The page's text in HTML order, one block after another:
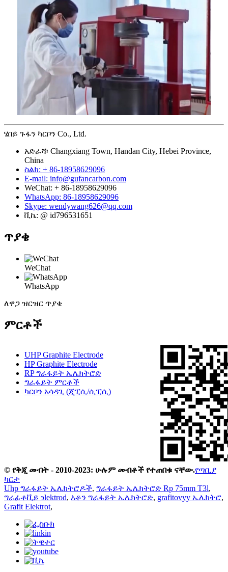
ሄበይ ጉፋን ካርቦን Co., Ltd.
አድራሻ፡ Changxiang Town, Handan City, Hebei Province,
China
ስልክ: + 86-18958629096
E-mail: info@gufancarbon.com
WeChat: + 86-18958629096
WhatsApp: 86-18958629096
Skype: wendywang626@qq.com
ቪኬ: @ id796531651
ጥያቄ
WeChat
WhatsApp
ለዋጋ ዝርዝር ጥያቄ
ምርቶች
UHP Graphite Electrode
HP Graphite Electrode
RP ግራፋይት ኤሌክትሮድ
ግራፋይት ምርቶች
ካርቦን አሳዳጊ (ጂፒሲ/ሲፒሲ)
© የቅጂ መብት - 2010-2023: ሁሉም መብቶች የተጠበቁ ናቸው.የጣቢያ
ካርታ
Uhp ግራፋይት ኤሌክትሮዶች, ግራፋይት ኤሌክትሮድ Rp 75mm T3l,
ግራፊቶቪይ эlektrod, እቶን ግራፋይት ኤሌክትሮድ, grafitovyy ኤሌክትሮ,
Grafit Elektrot,